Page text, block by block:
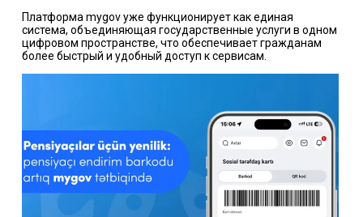
Платформа mygov уже функционирует как единая
система, объединяющая государственные услуги в одном
цифровом пространстве, что обеспечивает гражданам
более быстрый и удобный доступ к сервисам.